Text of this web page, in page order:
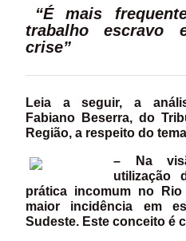
“É mais
trabalho escravo
crise”
Leia a seguir, a
Fabiano Beserra, do
Região, a respeito do
– Na
utilização
prática incomum no
maior incidência em
Sudeste. Este conceito é